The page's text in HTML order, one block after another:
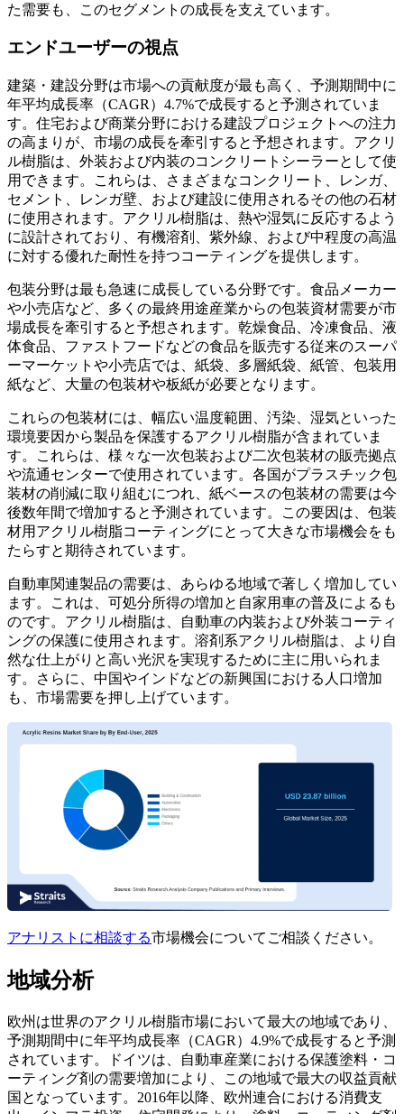
た需要も、このセグメントの成長を支えています。
エンドユーザーの視点
建築・建設分野は市場への貢献度が最も高く、予測期間中に
年平均成長率（CAGR）4.7%で成長すると予測されていま
す。住宅および商業分野における建設プロジェクトへの注力
の高まりが、市場の成長を牽引すると予想されます。アクリ
ル樹脂は、外装および内装のコンクリートシーラーとして使
用できます。これらは、さまざまなコンクリート、レンガ、
セメント、レンガ壁、および建設に使用されるその他の石材
に使用されます。アクリル樹脂は、熱や湿気に反応するよう
に設計されており、有機溶剤、紫外線、および中程度の高温
に対する優れた耐性を持つコーティングを提供します。
包装分野は最も急速に成長している分野です。食品メーカー
や小売店など、多くの最終用途産業からの包装資材需要が市
場成長を牽引すると予想されます。乾燥食品、冷凍食品、液
体食品、ファストフードなどの食品を販売する従来のスーパ
ーマーケットや小売店では、紙袋、多層紙袋、紙管、包装用
紙など、大量の包装材や板紙が必要となります。
これらの包装材には、幅広い温度範囲、汚染、湿気といった
環境要因から製品を保護するアクリル樹脂が含まれていま
す。これらは、様々な一次包装および二次包装材の販売拠点
や流通センターで使用されています。各国がプラスチック包
装材の削減に取り組むにつれ、紙ベースの包装材の需要は今
後数年間で増加すると予測されています。この要因は、包装
材用アクリル樹脂コーティングにとって大きな市場機会をも
たらすと期待されています。
自動車関連製品の需要は、あらゆる地域で著しく増加してい
ます。これは、可処分所得の増加と自家用車の普及によるも
のです。アクリル樹脂は、自動車の内装および外装コーティ
ングの保護に使用されます。溶剤系アクリル樹脂は、より自
然な仕上がりと高い光沢を実現するために主に用いられま
す。さらに、中国やインドなどの新興国における人口増加
も、市場需要を押し上げています。
アナリストに相談する市場機会についてご相談ください。
地域分析
欧州は世界のアクリル樹脂市場において最大の地域であり、
予測期間中に年平均成長率（CAGR）4.9%で成長すると予測
されています。ドイツは、自動車産業における保護塗料・コ
ーティング剤の需要増加により、この地域で最大の収益貢献
国となっています。2016年以降、欧州連合における消費支